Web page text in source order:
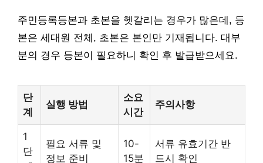
주민등록등본과 초본을 헷갈리는 경우가 많은데, 등
본은 세대원 전체, 초본은 본인만 기재됩니다. 대부
분의 경우 등본이 필요하니 확인 후 발급받으세요.
단
계
실행 방법
소요
시간
주의사항
1
단
필요 서류 및
정보 준비
10-
15분
서류 유효기간 반
드시 확인